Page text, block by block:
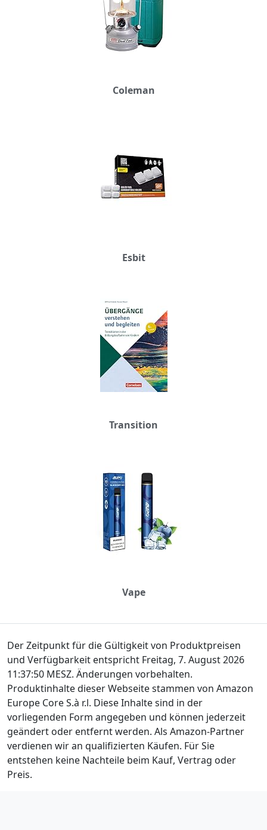
Coleman
Esbit
Transition
Vape
Der Zeitpunkt für die Gültigkeit von Produktpreisen
und Verfügbarkeit entspricht Freitag, 7. August 2026
11:37:50 MESZ. Änderungen vorbehalten.
Produktinhalte dieser Webseite stammen von Amazon
Europe Core S.à r.l. Diese Inhalte sind in der
vorliegenden Form angegeben und können jederzeit
geändert oder entfernt werden. Als Amazon-Partner
verdienen wir an qualifizierten Käufen. Für Sie
entstehen keine Nachteile beim Kauf, Vertrag oder
Preis.